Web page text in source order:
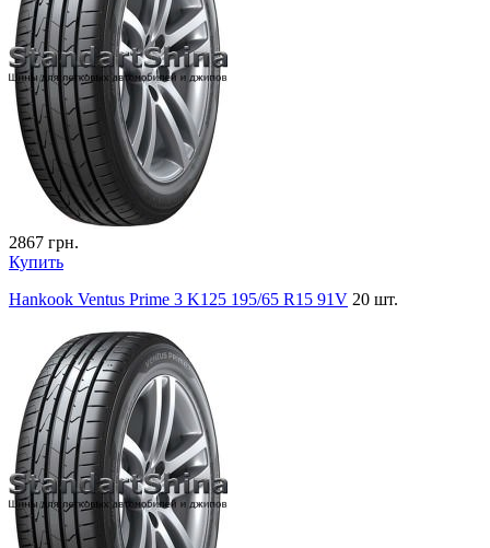
2867 грн.
Купить
Hankook Ventus Prime 3 K125 195/65 R15 91V 20 шт.